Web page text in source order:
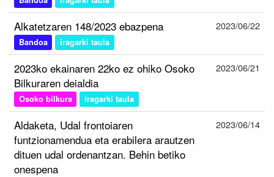
Alkatetzaren 148/2023 ebazpena
Bandoa iragarki taula
2023/06/22
2023ko ekainaren 22ko ez ohiko Osoko
Bilkuraren deialdia
Osoko bilkura iragarki taula
2023/06/21
Aldaketa, Udal frontoiaren
funtzionamendua eta erabilera arautzen
dituen udal ordenantzan. Behin betiko
onespena
2023/06/14